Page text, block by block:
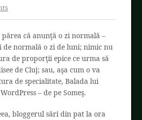
părea că anunţă o zi normală –
de normală o zi de luni; nimic nu
de proporţii epice ce urma să
de Cluj; sau, aşa cum o va
de specialitate, Balada lui
– de pe Someş.
bloggerul sări din pat la ora